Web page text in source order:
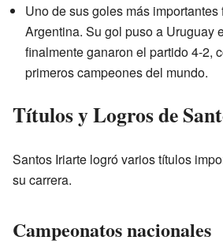
Uno de sus goles más
Argentina. Su gol puso a Uruguay
finalmente ganaron el partido 4-2,
primeros campeones del mundo.
Títulos y Logros de
Santos Iriarte logró varios títulos
su carrera.
Campeonatos nacionales